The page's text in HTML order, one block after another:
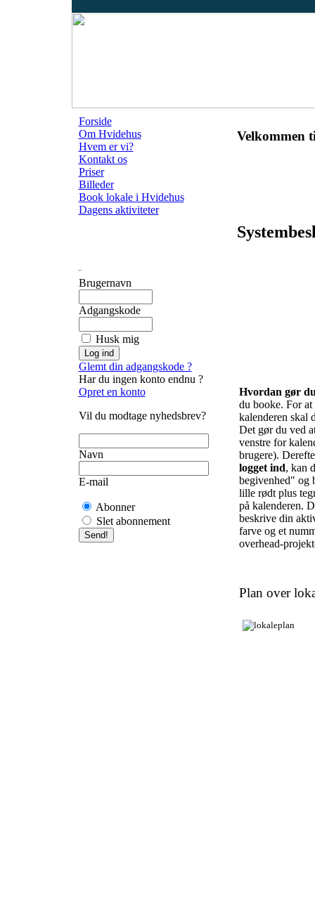
Forside
Om Hvidehus
Hvem er vi?
Kontakt os
Priser
Billeder
Book lokale i Hvidehus
Dagens aktiviteter
Brugernavn
Adgangskode
Husk mig
Glemt din adgangskode ?
Har du ingen konto endnu ?
Opret en konto
Vil du modtage nyhedsbrev?
Navn
E-mail
Abonner
Slet abonnement
Velkommen
Hvordan gør
du booke. For
kalenderen skal
Det gør du ved
venstre for
brugere).
logget ind, kan
begivenhed" og
lille rødt plus
på kalenderen.
beskrive din
farve og et
overhead-
Plan over